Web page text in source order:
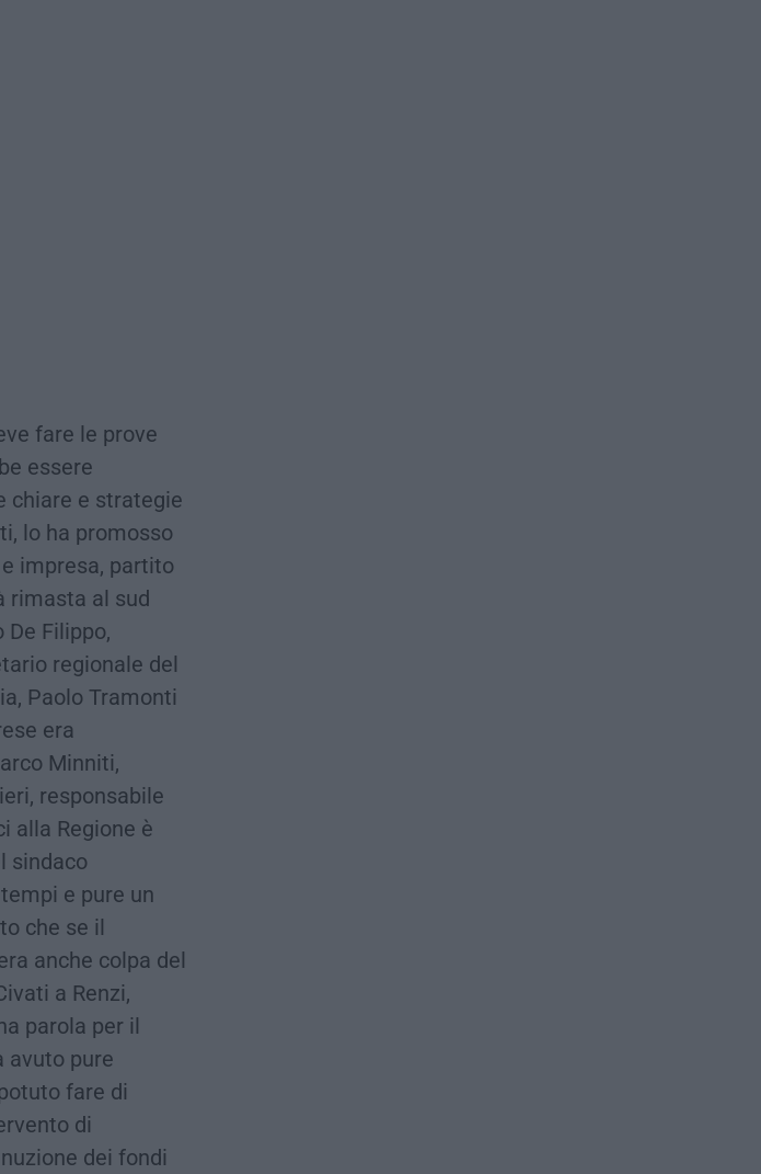
fare le prove
essere
chiare e strategie
lo ha promosso
impresa, partito
rimasta al sud
De Filippo,
regionale del
Paolo Tramonti
era
Minniti,
responsabile
alla Regione è
sindaco
e pure un
che se il
anche colpa del
a Renzi,
parola per il
avuto pure
fare di
di
dei fondi